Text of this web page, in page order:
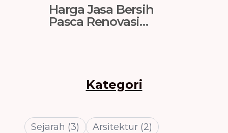
Harga Jasa Bersih
Pasca Renovasi
Kategori
Sejarah (3) Arsitektur (2)